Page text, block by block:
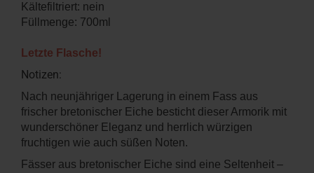
Kältefiltriert: nein
Füllmenge: 700ml
Letzte Flasche!
Notizen:
Nach neunjähriger Lagerung in einem Fass aus
frischer bretonischer Eiche besticht dieser Armorik mit
wunderschöner Eleganz und herrlich würzigen
fruchtigen wie auch süßen Noten.
Fässer aus bretonischer Eiche sind eine Seltenheit –